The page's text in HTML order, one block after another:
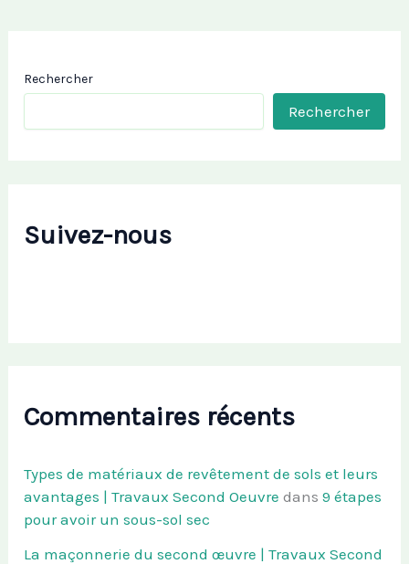
Rechercher
Rechercher
Suivez-nous
Commentaires récents
Types de matériaux de revêtement de sols et leurs
avantages | Travaux Second Oeuvre dans9 étapes
pour avoir un sous-sol sec
La maçonnerie du second œuvre | Travaux Second